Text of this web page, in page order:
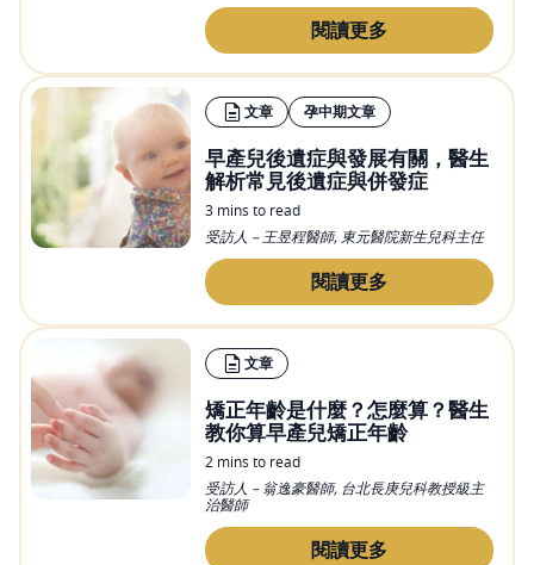
閱讀更多
文章 孕中期文章
早產兒後遺症與發展有關，醫生
解析常見後遺症與併發症
受訪人 – 王昱程醫師, 東元醫院新生兒科主任
3 mins to read
閱讀更多
文章
矯正年齡是什麼？怎麼算？醫生
教你算早產兒矯正年齡
受訪人 – 翁逸豪醫師, 台北長庚兒科教授級主
治醫師
2 mins to read
閱讀更多